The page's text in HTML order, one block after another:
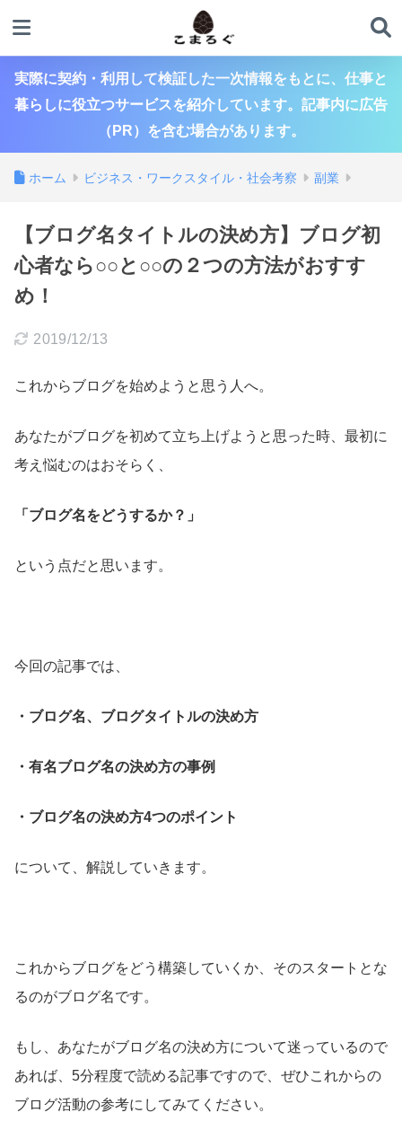
実際に契約・利用して検証した一次情報をもとに、仕事と
暮らしに役立つサービスを紹介しています。記事内に広告
（PR）を含む場合があります。
ホーム ビジネス・ワークスタイル・社会考察 副業
【ブログ名タイトルの決め方】ブログ初
心者なら○○と○○の２つの方法がおすす
め！
2019/12/13
これからブログを始めようと思う人へ。
あなたがブログを初めて立ち上げようと思った時、最初に
考え悩むのはおそらく、
「ブログ名をどうするか？」
という点だと思います。
今回の記事では、
・ブログ名、ブログタイトルの決め方
・有名ブログ名の決め方の事例
・ブログ名の決め方4つのポイント
について、解説していきます。
これからブログをどう構築していくか、そのスタートとな
るのがブログ名です。
もし、あなたがブログ名の決め方について迷っているので
あれば、5分程度で読める記事ですので、ぜひこれからの
ブログ活動の参考にしてみてください。